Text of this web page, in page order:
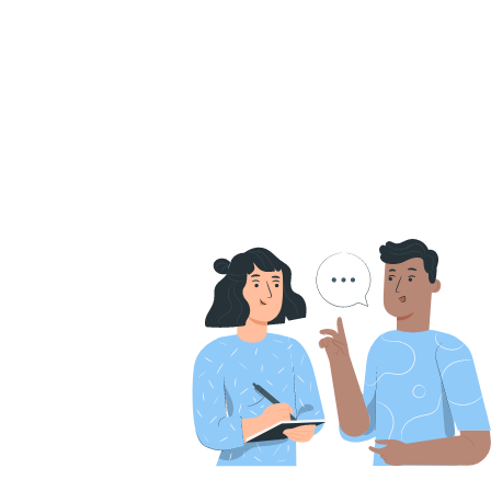
Управление рисками
Вебинар
Конференция РМО
Сопровождение